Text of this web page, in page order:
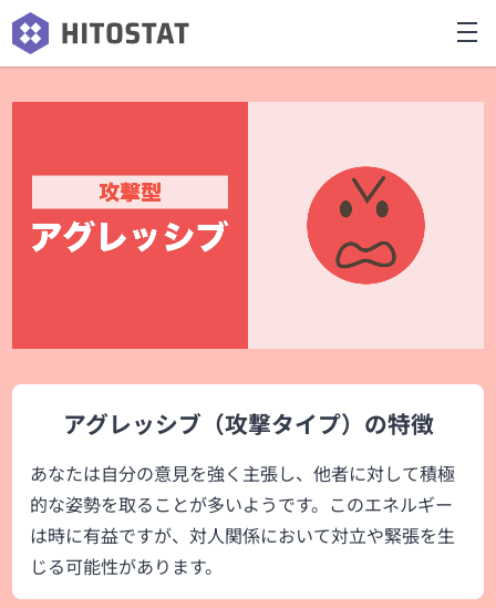
アグレッシブ（攻撃タイプ）の特徴
あなたは自分の意見を強く主張し、他者に対して積極
的な姿勢を取ることが多いようです。このエネルギー
は時に有益ですが、対人関係において対立や緊張を生
じる可能性があります。